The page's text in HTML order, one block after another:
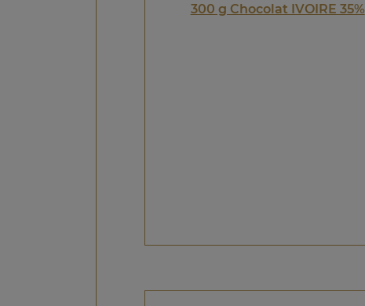
300 g Chocolat IVOIRE 35%